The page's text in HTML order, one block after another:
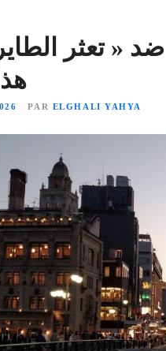
« تعثر
PAR ELGHALI YAHYA